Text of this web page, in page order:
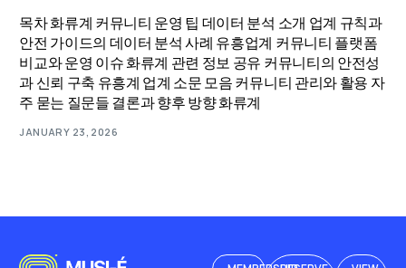
목차 화류계 커뮤니티 운영 팁 데이터 분석 소개 업계 규칙과
안전 가이드의 데이터 분석 사례 유흥업계 커뮤니티 플랫폼
비교와 운영 이슈 화류계 관련 정보 공유 커뮤니티의 안전성
과 신뢰 구축 유흥계 업계 소문 모음 커뮤니티 관리와 활용 자
주 묻는 질문들 결론과 향후 방향 화류계
JANUARY 23, 2026